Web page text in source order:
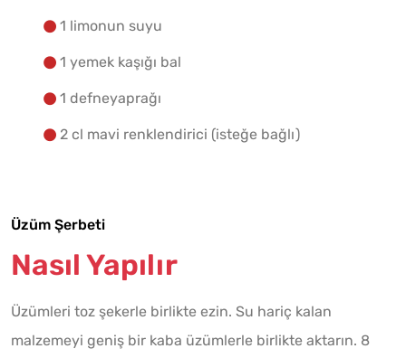
1 limonun suyu
1 yemek kaşığı bal
1 defneyaprağı
2 cl mavi renklendirici (isteğe bağlı)
Üzüm Şerbeti
Nasıl Yapılır
Üzümleri toz şekerle birlikte ezin. Su hariç kalan
malzemeyi geniş bir kaba üzümlerle birlikte aktarın. 8